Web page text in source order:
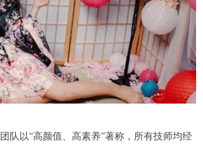
以“高颜值、高素养”著称，所有技师均经